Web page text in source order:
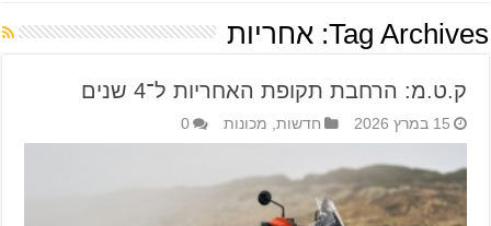
Tag Archives: אחריות
ק.ט.מ: הרחבת תקופת האחריות ל־4 שנים
15 במרץ 2026 חדשות מכונות 0